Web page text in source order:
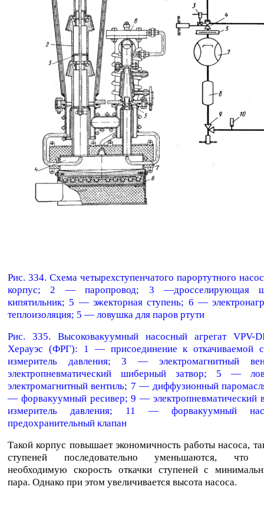
Рис. 334. Схема четырехступенчатого парортутного
корпус; 2 — паропровод; 3
кипятильник; 5 — эжекторная ступень; 6 —
теплоизоляция; 5 — ловушка для паров ртути
Рис. 335. Высоковакуумный насосный агрегат VPV-
Херауэс (ФРГ): 1 — присоединение к откачиваемой
измеритель давления; 3 — электромагнитный
электропневматический шиберный затвор; 5 —
электромагнитный вентиль; 7 — диффузионный
— форвакуумный ресивер; 9 — электропневматический
измеритель давления; 11 — форвакуумный
предохранительный клапан
Такой корпус повышает экономичность работы насоса,
ступеней последовательно уменьшаются, что
необходимую скорость откачки ступеней с
пара. Однако при этом увеличивается высота насоса.